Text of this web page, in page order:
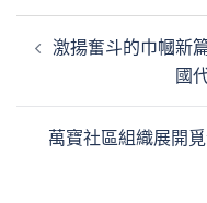
章 激揚奮斗的巾幗新
國
萬寶社區組織展開